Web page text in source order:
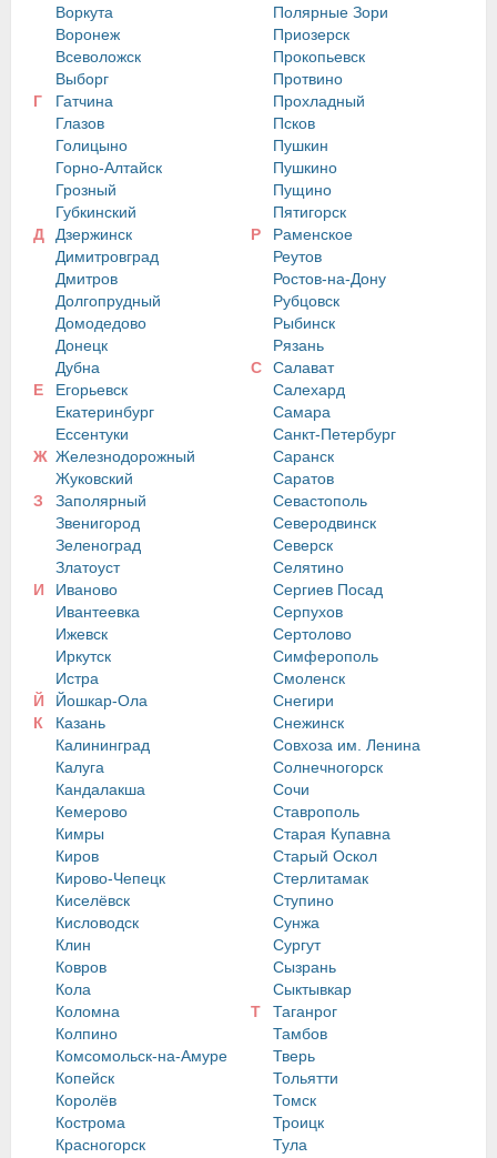
Воркута
Воронеж
Всеволожск
Выборг
Г
Гатчина
Глазов
Голицыно
Горно-Алтайск
Грозный
Губкинский
Д
Дзержинск
Димитровград
Дмитров
Долгопрудный
Домодедово
Донецк
Дубна
Е
Егорьевск
Екатеринбург
Ессентуки
Ж Железнодорожный
Жуковский
З
Заполярный
Звенигород
Зеленоград
Златоуст
И
Иваново
Ивантеевка
Ижевск
Иркутск
Истра
Й
Йошкар-Ола
К
Казань
Калининград
Калуга
Кандалакша
Кемерово
Кимры
Киров
Кирово-Чепецк
Киселёвск
Кисловодск
Клин
Ковров
Кола
Коломна
Колпино
Комсомольск-на-Амуре
Копейск
Королёв
Кострома
Красногорск
Полярные Зори
Приозерск
Прокопьевск
Протвино
Прохладный
Псков
Пушкин
Пушкино
Пущино
Пятигорск
Р
Раменское
Реутов
Ростов-на-Дону
Рубцовск
Рыбинск
Рязань
С
Салават
Салехард
Самара
Санкт-Петербург
Саранск
Саратов
Севастополь
Северодвинск
Северск
Селятино
Сергиев Посад
Серпухов
Сертолово
Симферополь
Смоленск
Снегири
Снежинск
Совхоза им. Ленина
Солнечногорск
Сочи
Ставрополь
Старая Купавна
Старый Оскол
Стерлитамак
Ступино
Сунжа
Сургут
Сызрань
Сыктывкар
Т
Таганрог
Тамбов
Тверь
Тольятти
Томск
Троицк
Тула